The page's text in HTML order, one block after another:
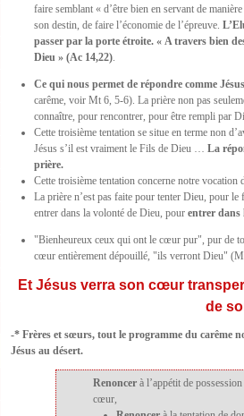
faire semblant « d’être bien en servant de
son destin, de faire l’économie de l’épreuve.
passer par la porte étroite. « A travers bien
Dieu » (Ac 14,22).
Ce qui nous permet de répondre comme
carême, voir Mt 6, 5-6). La prière non pas
connaître, pour rencontrer, pour être rempli par
Cette troisième tentation se situe en terme non
Jésus s’il est vraiment le Fils de Dieu …La
prière.
Cette troisième tentation concerne notre
La prière n’est pas faite pour tenter Dieu, pour
entrer dans la volonté de Dieu, pourentrer dans
"Bienheureux ceux qui ont le cœur pur", pur de
cœur entièrement dépouillé, "ils verront Dieu"
Et Jésus verra son cœur
de
-* Frères et sœurs, tout le programme du carême
Jésus au désert.
Renoncer à l’appétit de
cœur,